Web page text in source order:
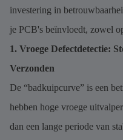
investering in
je PCB's beïnvloedt, zowel
1. Vroege Defectdetectie:
Verzonden
De “badkuipcurve” is een
hebben hoge vroege
dan een lange periode van